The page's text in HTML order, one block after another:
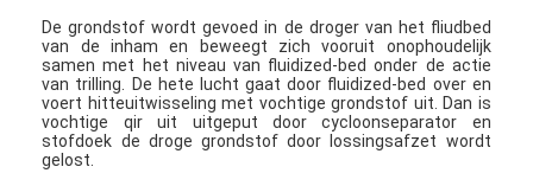
De grondstof wordt gevoed in de droger van het fliudbed
van de inham en beweegt zich vooruit onophoudelijk
samen met het niveau van fluidized-bed onder de actie
van trilling. De hete lucht gaat door fluidized-bed over en
voert hitteuitwisseling met vochtige grondstof uit. Dan is
vochtige qir uit uitgeput door cycloonseparator en
stofdoek de droge grondstof door lossingsafzet wordt
gelost.